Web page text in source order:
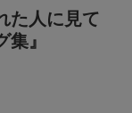
た人に見て
』